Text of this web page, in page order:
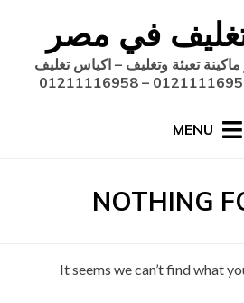
في مصر
ماكينة تعبئة وتغليف – اكياس تغليف
MENU
NOTHING
It seems we can’t find what